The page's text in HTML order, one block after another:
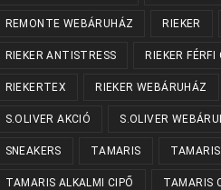
REMONTE WEBÁRUHÁZ RIEKER
RIEKER ANTISTRESS RIEKER FÉRFI
RIEKERTEX RIEKER WEBÁRUHÁZ
S.OLIVER AKCIÓ S.OLIVER
SNEAKERS TAMARIS
TAMARIS ALKALMI CIPŐ TAMARIS